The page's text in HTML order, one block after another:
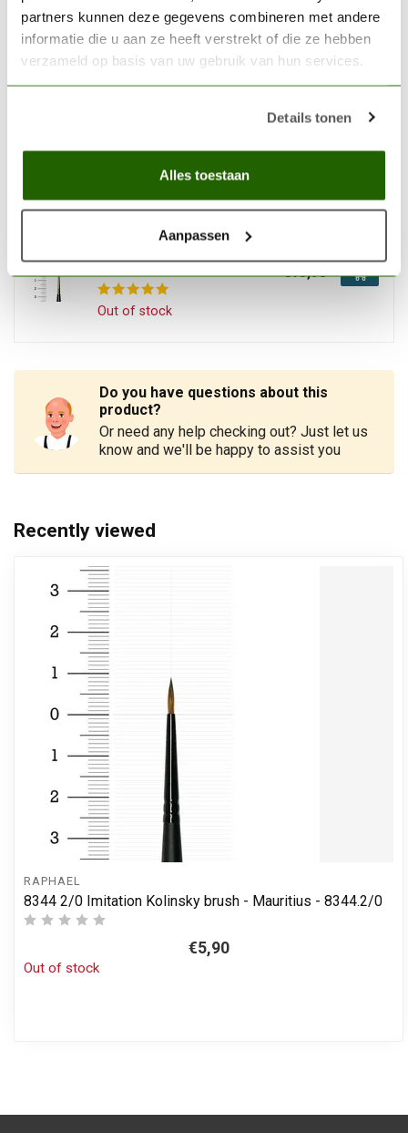
partners kunnen deze gegevens combineren met andere
informatie die u aan ze heeft verstrekt of die ze hebben
verzameld op basis van uw gebruik van hun services.
Details tonen
Alles toestaan
Aanpassen
In stock
RAPHAEL
Kolinsky brush - Mauritius -
Out of stock
Out of stock
€13,95
Do you have questions about this
product?
Or need any help checking out? Just let us
know and we'll be happy to assist you
Recently viewed
RAPHAEL
8344 2/0 Imitation Kolinsky brush - Mauritius - 8344.2/0
€5,90
Out of stock